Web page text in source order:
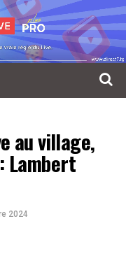
au village,
Lambert
2024